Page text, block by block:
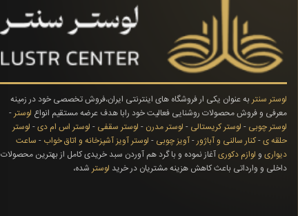
لوستر سنتربه عنوان یکی ار فروشگاه های اینترنتی ایران،فروش تخصصی خود در زمینه
معرفی و فروش محصولات روشنایی فعالیت خود رابا هدف عرضه مستقیم انواع لوستر-
لوستر چوبی - لوستر کریستالی - لوستر مدرن - لوستر سقفی - لوستر اس ام دی- لوستر
حلقه ی-کنار سالنی و آباژور-آویز چوبی - لوستر آویز آشپزخانه و اتاق خواب - ساعت
دیواری و لوازم دکوریآغاز نموده و با گرد هم آوردن سبد خریدی کامل از بهترین محصولات
داخلی و وارداتی باعث کاهش هزینه مشتریان در خرید لوسترشده،